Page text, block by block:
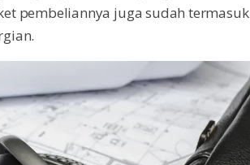
pembeliannya juga sudah termasuk